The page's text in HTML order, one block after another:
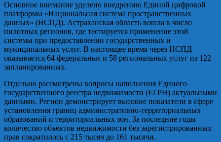
Основное внимание уделено внедрению Единой цифровой
платформы «Национальная система пространственных
данных» (НСПД). Астраханская область вошла в число
пилотных регионов, где тестируется применение этой
системы при предоставлении государственных и
муниципальных услуг. В настоящее время через НСПД
оказывается 64 федеральные и 58 региональных услуг из 122
запланированных.
Отдельно рассмотрены вопросы наполнения Единого
государственного реестра недвижимости (ЕГРН) актуальными
данными. Регион демонстрирует высокие показатели в сфере
установления границ административно-территориальных
образований и территориальных зон. За последние годы
количество объектов недвижимости без зарегистрированных
прав сократилось с 215 тысяч до 161 тысячи.